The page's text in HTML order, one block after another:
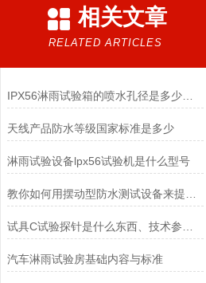
相关文章
RELATED ARTICLES
IPX56淋雨试验箱的喷水孔径是多少呢？
天线产品防水等级国家标准是多少
淋雨试验设备lpx56试验机是什么型号
汽车淋雨试验房基础内容与标准